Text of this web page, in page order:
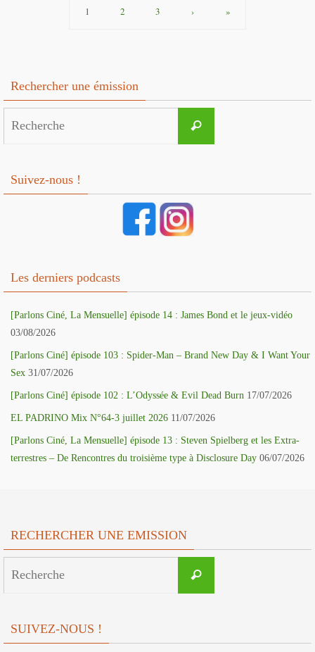
1 2 3 › »
Rechercher une émission
Recherche
Suivez-nous !
Les derniers podcasts
[Parlons Ciné, La Mensuelle] épisode 14 : James Bond et le jeux-vidéo
03/08/2026
[Parlons Ciné] épisode 103 : Spider-Man – Brand New Day & I Want Your
Sex 31/07/2026
[Parlons Ciné] épisode 102 : L’Odyssée & Evil Dead Burn 17/07/2026
EL PADRINO Mix N°64-3 juillet 2026 11/07/2026
[Parlons Ciné, La Mensuelle] épisode 13 : Steven Spielberg et les Extra-
terrestres – De Rencontres du troisième type à Disclosure Day 06/07/2026
RECHERCHER UNE EMISSION
Recherche
SUIVEZ-NOUS !